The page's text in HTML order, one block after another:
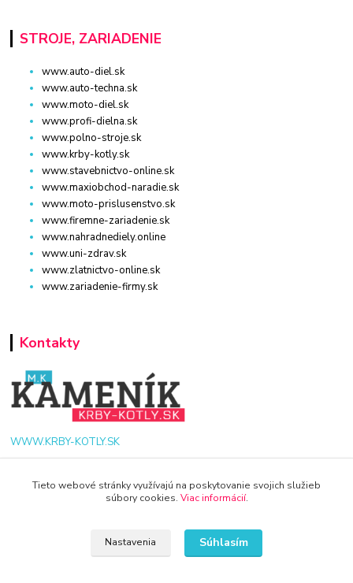
STROJE, ZARIADENIE
www.auto-diel.sk
www.auto-techna.sk
www.moto-diel.sk
www.profi-dielna.sk
www.polno-stroje.sk
www.krby-kotly.sk
www.stavebnictvo-online.sk
www.maxiobchod-naradie.sk
www.moto-prislusenstvo.sk
www.firemne-zariadenie.sk
www.nahradnediely.online
www.uni-zdrav.sk
www.zlatnictvo-online.sk
www.zariadenie-firmy.sk
Kontakty
WWW.KRBY-KOTLY.SK
Tieto webové stránky využívajú na poskytovanie svojich služieb
súbory cookies. Viac informácií.
Nastavenia Súhlasím